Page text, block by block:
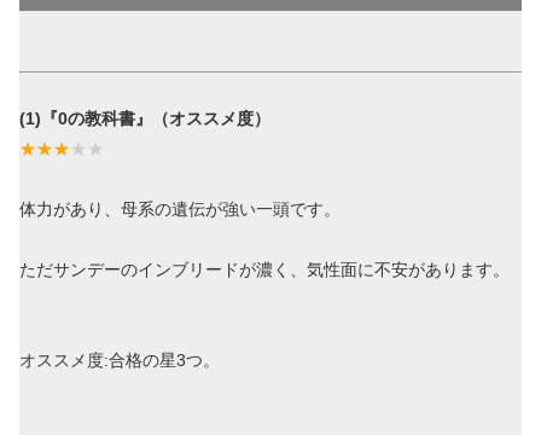
(1)『0の教科書』（オススメ度）
体力があり、母系の遺伝が強い一頭です。
ただサンデーのインブリードが濃く、気性面に不安があります。
オススメ度:合格の星3つ。